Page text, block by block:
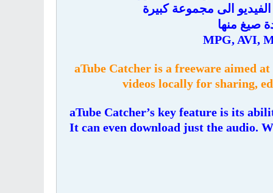
الى مجموعة كبيرة
صيغ منها
MPG, AVI,
aTube Catcher is a freeware aimed
videos locally for sharing,
aTube Catcher’s key feature is its
It can even download just the audio.